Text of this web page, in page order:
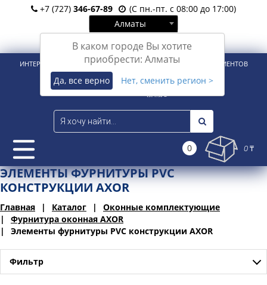
+7 (727) 346-67-89
(С пн.-пт. с 08:00 до 17:00)
Алматы
В каком городе Вы хотите
приобрести: Алматы
Да, все верно Нет, сменить регион >
Вход Регистрация
ИНТЕРНЕТ-МАГАЗИН ДЛЯ РОЗНИЧНЫХ И КОРПОРАТИВНЫХ КЛИЕНТОВ
0 0 ₸
ЭЛЕМЕНТЫ ФУРНИТУРЫ PVC
КОНСТРУКЦИИ AXOR
Главная Каталог
Оконные комплектующие
Фурнитура оконная AXOR
Элементы фурнитуры PVC конструкции AXOR
Фильтр